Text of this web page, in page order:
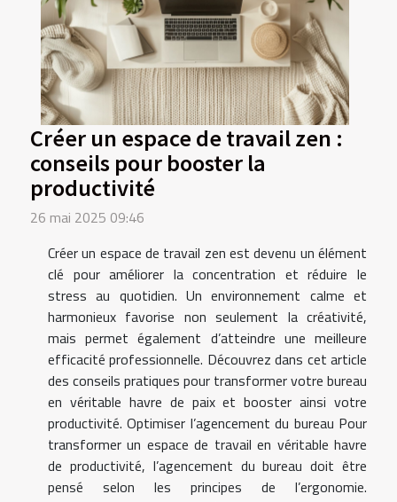
Créer un espace de travail zen :
conseils pour booster la
productivité
26 mai 2025 09:46
Créer un espace de travail zen est devenu un élément
clé pour améliorer la concentration et réduire le
stress au quotidien. Un environnement calme et
harmonieux favorise non seulement la créativité,
mais permet également d’atteindre une meilleure
efficacité professionnelle. Découvrez dans cet article
des conseils pratiques pour transformer votre bureau
en véritable havre de paix et booster ainsi votre
productivité. Optimiser l’agencement du bureau Pour
transformer un espace de travail en véritable havre
de productivité, l’agencement du bureau doit être
pensé selon les principes de l’ergonomie.